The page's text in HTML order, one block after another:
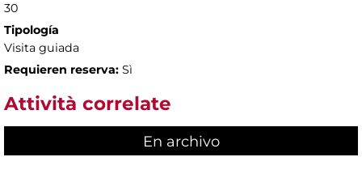
30
Tipología
Visita guiada
Requieren reserva: Sì
Attività correlate
En archivo